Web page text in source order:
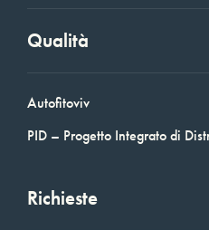
Qualità
Autofitoviv
PID – Progetto Integrato di
Richieste